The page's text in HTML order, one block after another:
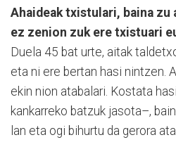
Ahaideak txistulari, baina zu
ez zenion zuk ere txistuari
Duela 45 bat urte, aitak
eta ni ere bertan hasi nintzen.
ekin nion atabalari. Kostata
kankarreko batzuk jasota–,
lan eta ogi bihurtu da gerora